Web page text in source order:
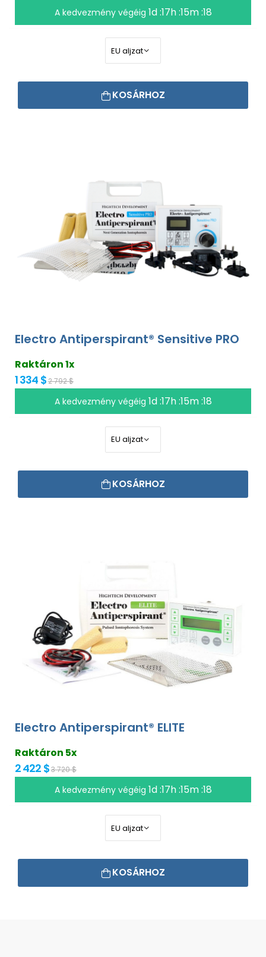
A kedvezmény végéig 1d :17h :15m :17
KOSÁRHOZ
Electro Antiperspirant® Sensitive PRO
Raktáron 1x
1 334 $2 792 $
A kedvezmény végéig 1d :17h :15m :17
KOSÁRHOZ
Electro Antiperspirant® ELITE
Raktáron 5x
2 422 $3 720 $
A kedvezmény végéig 1d :17h :15m :17
KOSÁRHOZ